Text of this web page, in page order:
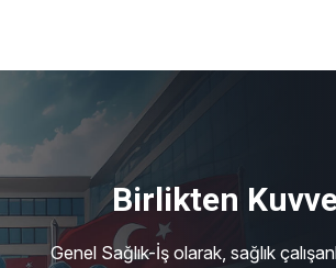
Birlikten
Genel Sağlık-İş olarak, sağlık